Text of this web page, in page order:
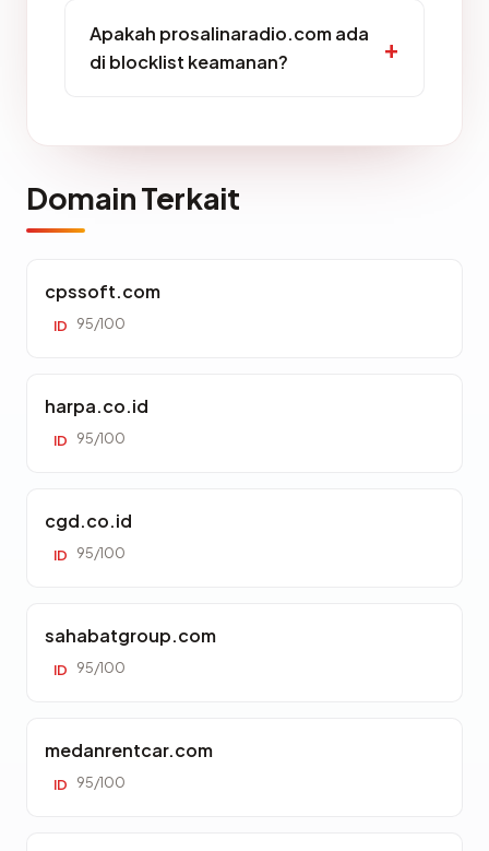
Apakah prosalinaradio.com ada
di blocklist keamanan?
Domain Terkait
cpssoft.com
ID 95/100
harpa.co.id
ID 95/100
cgd.co.id
ID 95/100
sahabatgroup.com
ID 95/100
medanrentcar.com
ID 95/100